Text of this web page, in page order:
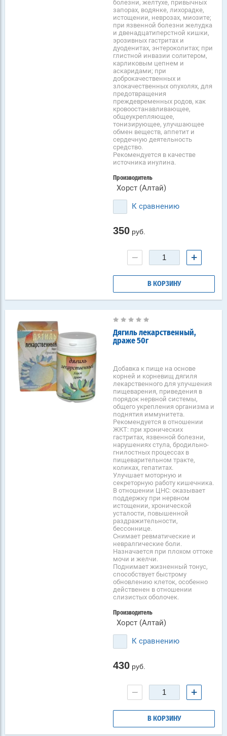
болезни, желтухе, привычных
запорах, водянке, лихорадке,
истощении, неврозах, миозите;
при язвенной болезни желудка
и двенадцатиперстной кишки,
эрозивных гастритах и
дуоденитах, энтероколитах; при
глистной инвазии солитером,
карликовым цепнем и
аскаридами; при
доброкачественных и
злокачественных опухолях, для
предотвращения
преждевременных родов, как
кровоостанавливающее,
общеукрепляющее,
тонизирующее, улучшающее
обмен веществ, аппетит и
сердечную деятельность
средство.
Рекомендуется в качестве
источника инулина.
Производитель
Хорст (Алтай)
К сравнению
350 руб.
− +
В КОРЗИНУ
Дягиль лекарственный,
драже 50г
Добавка к пище на основе
корней и корневищ дягиля
лекарственного для улучшения
пищеварения, приведения в
порядок нервной системы,
общего укрепления организма и
поднятия иммунитета.
Рекомендуется в отношении
ЖКТ: при хронических
гастритах, язвенной болезни,
нарушениях стула, бродильно-
гнилостных процессах в
пищеварительном тракте,
коликах, гепатитах.
Улучшает моторную и
секреторную работу кишечника.
В отношении ЦНС: оказывает
поддержку при нервном
истощении, хронической
усталости, повышенной
раздражительности,
бессоннице.
Снимает ревматические и
невралгические боли.
Назначается при плохом оттоке
мочи и желчи.
Поднимает жизненный тонус,
способствует быстрому
обновлению клеток, особенно
действенен в отношении
слизистых оболочек.
Производитель
Хорст (Алтай)
К сравнению
430 руб.
− +
В КОРЗИНУ